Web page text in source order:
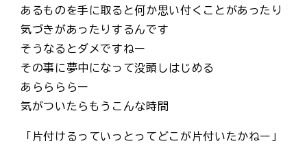
あるものを手に取ると何か思い付くことがあったり
気づきがあったりするんです
そうなるとダメですねー
その事に夢中になって没頭しはじめる
あららららー
気がついたらもうこんな時間
「片付けるっていっとってどこが片付いたかねー」